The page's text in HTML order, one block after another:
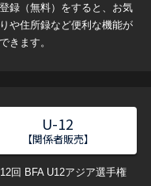
録（無料）をすると、お気
や住所録など便利な機能が
きます。
U-12
【関係者販売】
回 BFA U12アジア選手権